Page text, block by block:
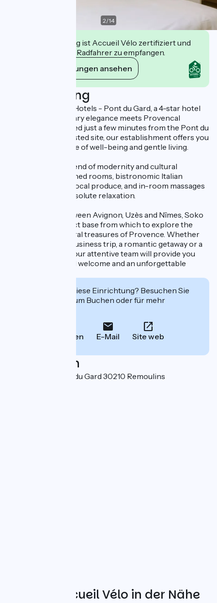
2/14
Diese Einrichtung ist Accueil Vélo zertifiziert und
verpflichtet sich, Radfahrer zu empfangen.
Ihre Verpflichtungen ansehen
Beschreibung
Welcome to Soko Hotels - Pont du Gard, a 4-star hotel
where contemporary elegance meets Provencal
authenticity. Located just a few minutes from the Pont du
Gard, a UNESCO-listed site, our establishment offers you
a unique experience of well-being and gentle living.
In a harmonious blend of modernity and cultural
heritage, enjoy refined rooms, bistronomic Italian
cuisine made with local produce, and in-room massages
for a moment of absolute relaxation.
Ideally located between Avignon, Uzès and Nîmes, Soko
Hotels is the perfect base from which to explore the
historical and natural treasures of Provence. Whether
you're planning a business trip, a romantic getaway or a
weekend getaway, our attentive team will provide you
with a personalized welcome and an unforgettable
Interessiert Sie diese Einrichtung? Besuchen Sie
deren Website zum Buchen oder für mehr
Anrufen E-Mail Site web
Localisation
24 avenue du Pont du Gard 30210 Remoulins
Weitere Accueil Vélo in der Nähe